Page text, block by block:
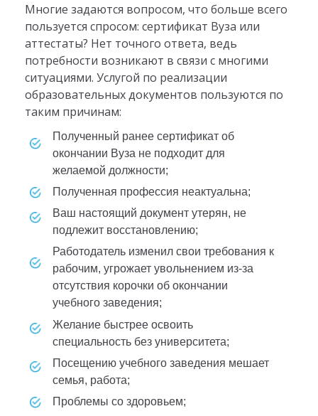
Многие задаются вопросом, что больше всего
пользуется спросом: сертификат Вуза или
аттестаты? Нет точного ответа, ведь
потребности возникают в связи с многими
ситуациями. Услугой по реализации
образовательных документов пользуются по
таким причинам:
полученный ранее сертификат об
окончании Вуза не подходит для
желаемой должности;
полученная профессия неактуальна;
ваш настоящий документ утерян, не
подлежит восстановлению;
работодатель изменил свои требования к
рабочим, угрожает увольнением из-за
отсутствия корочки об окончании
учебного заведения;
желание быстрее освоить
специальность без университета;
посещению учебного заведения мешает
семья, работа;
проблемы со здоровьем;